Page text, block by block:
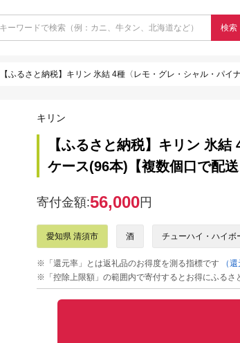
検索
【ふるさと納税】キリン 氷結 4種〈レモ・グレ・シャル・パ
キリン
【ふるさと納税】キリン 氷
ケース(96本)【複数個口で配
寄付金額:56,000円
愛知県 清須市 酒 チューハイ・ハイボ
※「還元率」とは返礼品のお得度を測る指標です
（
※「控除上限額」の範囲内で寄付するとお得にふるさ